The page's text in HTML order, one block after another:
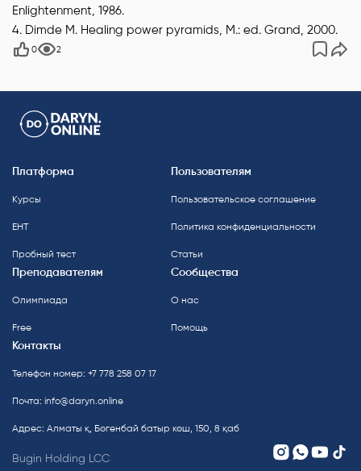
Enlightenment, 1986.
4. Dimde M. Healing power pyramids, M.: ed. Grand, 2000.
0 2
Платформа
Курсы
ЕНТ
Пробный тест
Пользователям
Пользовательское соглашение
Политика конфиденциальности
Статьи
Преподавателям
Олимпиада
Free
Сообщества
О нас
Помощь
Контакты
Телефон номер: +7 778 258 07 17
Почта: info@daryn.online
Адрес: Алматы қ, Бөгенбай батыр көш, 150, 8 қаб
Bugin Holding LCC